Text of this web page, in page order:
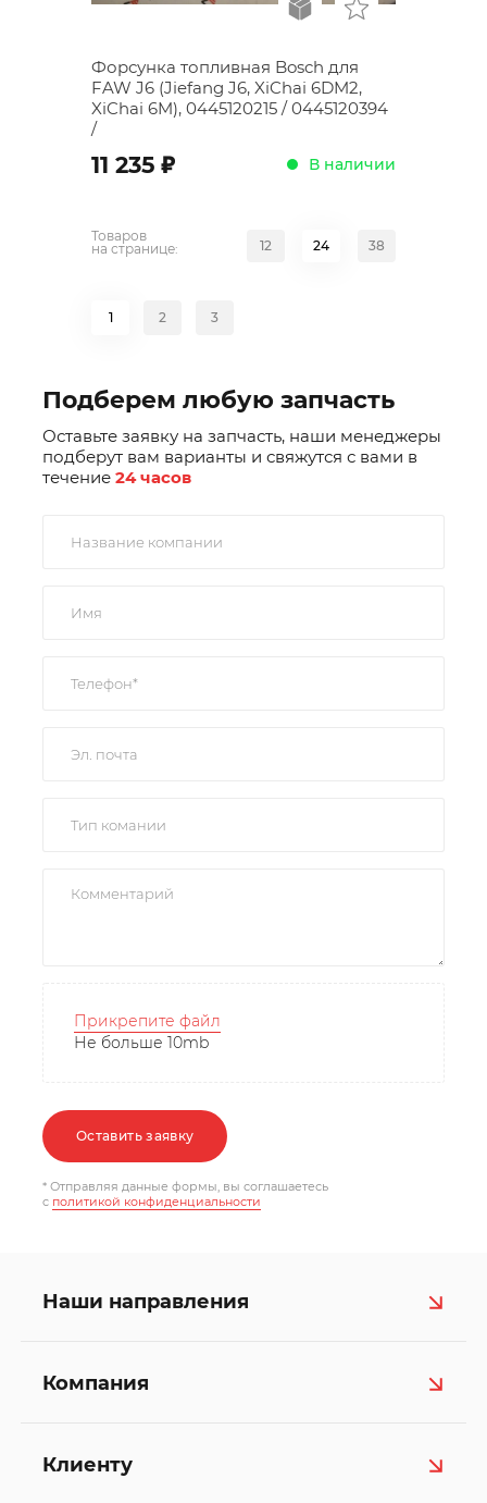
Форсунка топливная Bosch для
FAW J6 (Jiefang J6, XiChai 6DM2,
XiChai 6M), 0445120215 / 0445120394
/
11 235 ; В наличии
Товаров
на странице:
12 24 38
1 2 3
Подберем любую запчасть
Оставьте заявку на запчасть, наши менеджеры
подберут вам варианты и свяжутся с вами в
течение 24 часов
Прикрепите файл
Не больше 10mb
Оставить заявку
* Отправляя данные формы, вы соглашаетесь
c политикой конфиденциальности
Наши направления
Компания
Клиенту